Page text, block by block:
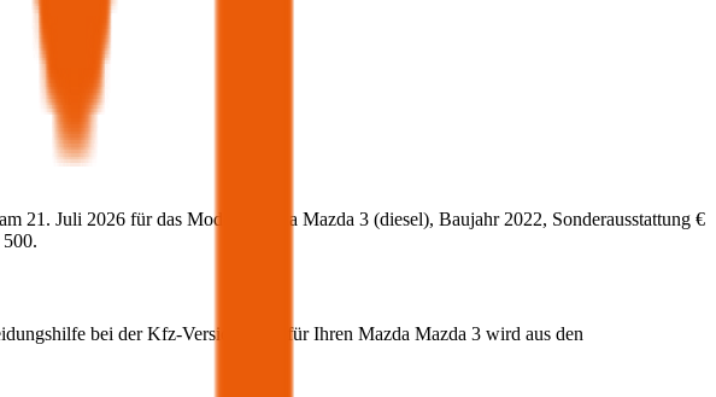
21. Juli 2026 für das Modell Mazda Mazda 3 (diesel), Baujahr 2022, Sonderausstattung €
500.
bei der Kfz-Versicherung für Ihren Mazda Mazda 3 wird aus den